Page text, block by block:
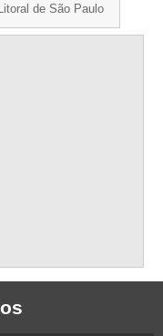
Litoral de São Paulo